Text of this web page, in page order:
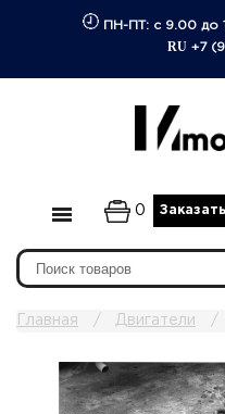
ПН-ПТ: с 9.00 до
RU +7
0
Главная Двигатели